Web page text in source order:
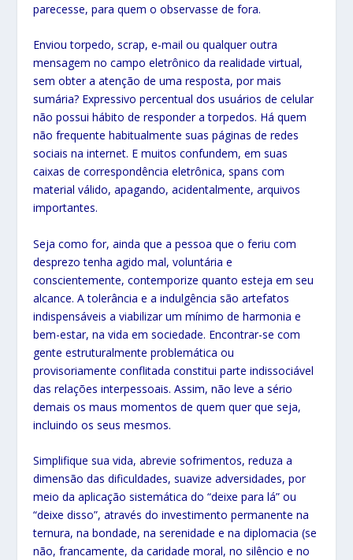
parecesse, para quem o observasse de fora.
Enviou torpedo, scrap, e-mail ou qualquer outra
mensagem no campo eletrônico da realidade virtual,
sem obter a atenção de uma resposta, por mais
sumária? Expressivo percentual dos usuários de celular
não possui hábito de responder a torpedos. Há quem
não frequente habitualmente suas páginas de redes
sociais na internet. E muitos confundem, em suas
caixas de correspondência eletrônica, spans com
material válido, apagando, acidentalmente, arquivos
importantes.
Seja como for, ainda que a pessoa que o feriu com
desprezo tenha agido mal, voluntária e
conscientemente, contemporize quanto esteja em seu
alcance. A tolerância e a indulgência são artefatos
indispensáveis a viabilizar um mínimo de harmonia e
bem-estar, na vida em sociedade. Encontrar-se com
gente estruturalmente problemática ou
provisoriamente conflitada constitui parte indissociável
das relações interpessoais. Assim, não leve a sério
demais os maus momentos de quem quer que seja,
incluindo os seus mesmos.
Simplifique sua vida, abrevie sofrimentos, reduza a
dimensão das dificuldades, suavize adversidades, por
meio da aplicação sistemática do “deixe para lá” ou
“deixe disso”, através do investimento permanente na
ternura, na bondade, na serenidade e na diplomacia (se
não, francamente, da caridade moral, no silêncio e no